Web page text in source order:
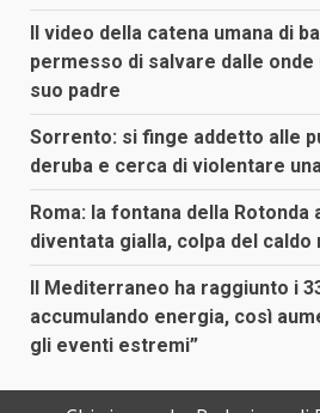
Il video della catena umana di
permesso di salvare dalle onde
suo padre
Sorrento: si finge addetto alle
deruba e cerca di violentare
Roma: la fontana della Rotonda
diventata gialla, colpa del caldo
Il Mediterraneo ha raggiunto i
accumulando energia, così
gli eventi estremi”